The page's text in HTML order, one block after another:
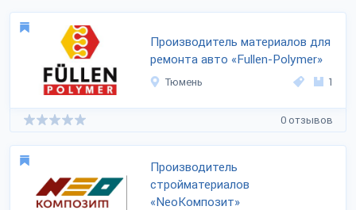
Производитель материалов для
ремонта авто «Fullen-Polymer»
Тюмень 1
0 отзывов
Производитель
стройматериалов
«NеоКомпозит»